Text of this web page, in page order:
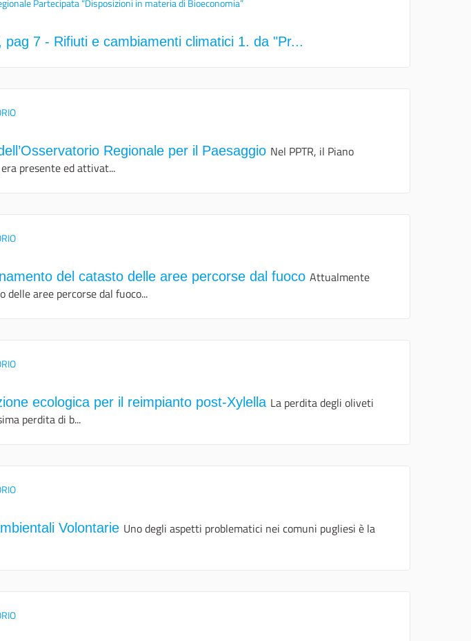
Partecipata “Disposizioni in materia di Bioeconomia”
7 - Rifiuti e cambiamenti climatici 1. da "Pr...
Regionale per il Paesaggio Nel PPTR, il Piano
presente ed attivat...
del catasto delle aree percorse dal fuoco Attualmente
delle aree percorse dal fuoco...
ecologica per il reimpianto post-Xylella La perdita degli oliveti
perdita di b...
Volontarie Uno degli aspetti problematici nei comuni pugliesi è la